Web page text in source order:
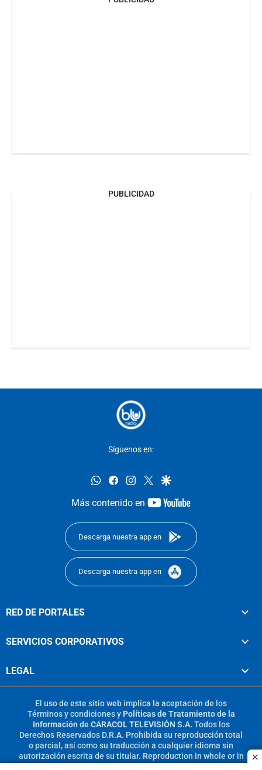
PUBLICIDAD
Síguenos en:
whatsappfacebookinstagram
twittergoogle
Más contenido en
youtube-
Descarga nuestra app en
Descarga nuestra app en
RED DE PORTALES
SERVICIOS CORPORATIVOS
LEGAL
El uso de este sitio web implica la aceptación de los
Términos y condicionesy Políticas de Tratamiento de la
Información de CARACOL TELEVISIÓN S.A. Todos los
Derechos Reservados D.R.A. Prohibida su reproducción total
o parcial, así como su traducción a cualquier idioma sin
autorización escrita de su titular. Reproduction in whole or in